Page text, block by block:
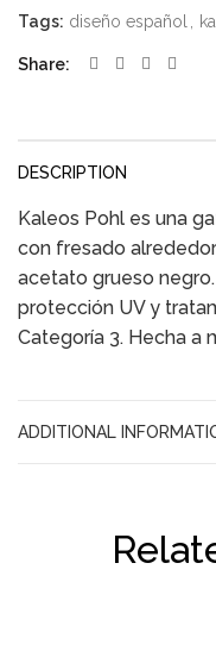
Tags: diseño español
Share
DESCRIPTION
Kaleos Pohl es una
con fresado
acetato grueso
protección UV y
Categoría 3. Hecha a
ADDITIONAL